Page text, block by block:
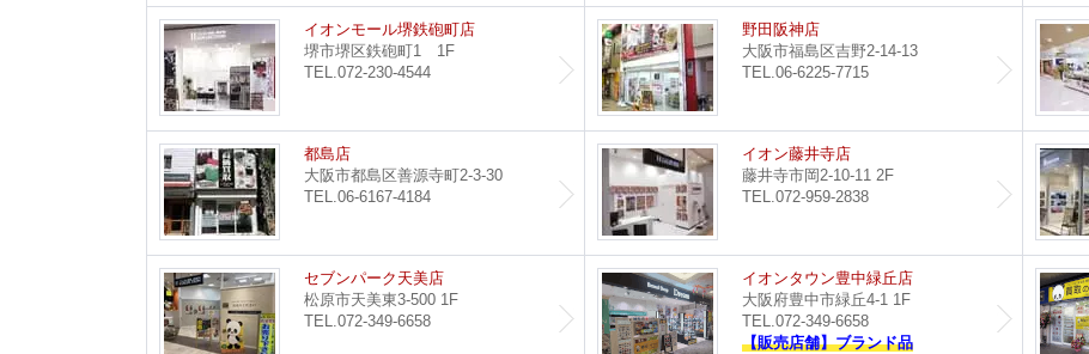
イオンモール堺鉄砲町店
堺市堺区鉄砲町1 1F
TEL.072-230-4544
イオンモール堺鉄砲町店
野田阪神店
大阪市福島区吉野2-14-13
TEL.06-6225-7715
都島店
大阪市都島区善源寺町2-3-30
TEL.06-6167-4184
都島店
イオン藤井寺店
藤井寺市岡2-10-11 2F
TEL.072-959-2838
セブンパーク天美店
松原市天美東3-500 1F
TEL.072-349-6658
セブンパーク天美店
イオンタウン豊中緑丘店
大阪府豊中市緑丘4-1 1F
TEL.072-349-6658
【販売店舗】ブランド品